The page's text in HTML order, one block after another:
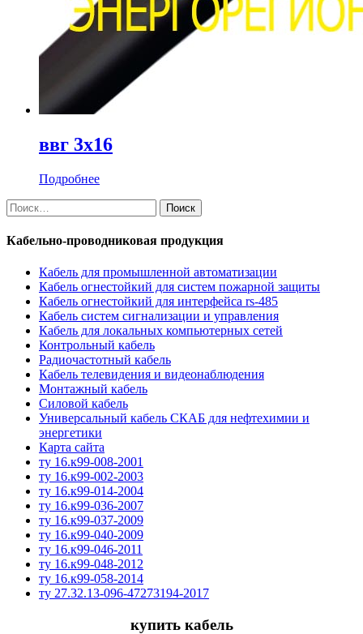
ввг 3х16
Подробнее
Найти:
Кабельно-проводниковая продукция
Кабель для промышленной автоматизации
Кабель огнестойкий для систем пожарной защиты
Кабель огнестойкий для интерфейса rs-485
Кабель систем сигнализации и управления
Кабель для локальных компьютерных сетей
Контрольный кабель
Радиочастотный кабель
Кабель телевидения и видеонаблюдения
Монтажный кабель
Силовой кабель
Универсальный кабель СКАБ для нефтехимии и
энергетики
Карта сайта
ту 16.к99-008-2001
ту 16.к99-002-2003
ту 16.к99-014-2004
ту 16.к99-036-2007
ту 16.к99-037-2009
ту 16.к99-040-2009
ту 16.к99-046-2011
ту 16.к99-048-2012
ту 16.к99-058-2014
ту 27.32.13-096-47273194-2017
купить кабель